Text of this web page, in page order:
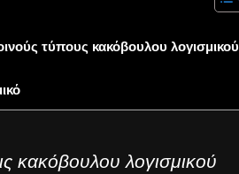
τύπους κακόβουλου λογισμικού
κακόβουλου λογισμικού